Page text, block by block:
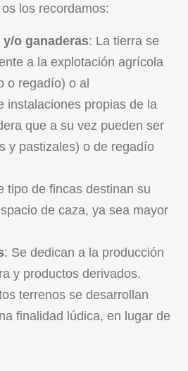
los recordamos:
o ganaderas: La tierra se
a la explotación agrícola
o regadío) o al
instalaciones propias de la
que a su vez pueden ser
y pastizales) o de regadío
tipo de fincas destinan su
de caza, ya sea mayor
: Se dedican a la producción
y productos derivados.
terrenos se desarrollan
finalidad lúdica, en lugar de